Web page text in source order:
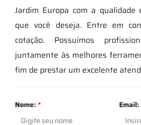
Jardim Europa com a qualidade
que você deseja. Entre em
cotação. Possuímos
juntamente às melhores
fim de prestar um excelente
Nome:* Email: